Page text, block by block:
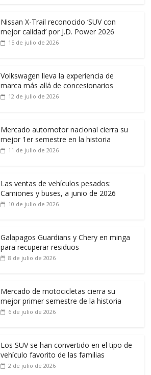
Nissan X-Trail reconocido ‘SUV con
mejor calidad’ por J.D. Power 2026
15 de julio de 2026
Volkswagen lleva la experiencia de
marca más allá de concesionarios
12 de julio de 2026
Mercado automotor nacional cierra su
mejor 1er semestre en la historia
11 de julio de 2026
Las ventas de vehículos pesados:
Camiones y buses, a junio de 2026
10 de julio de 2026
Galapagos Guardians y Chery en minga
para recuperar residuos
8 de julio de 2026
Mercado de motocicletas cierra su
mejor primer semestre de la historia
6 de julio de 2026
Los SUV se han convertido en el tipo de
vehículo favorito de las familias
2 de julio de 2026